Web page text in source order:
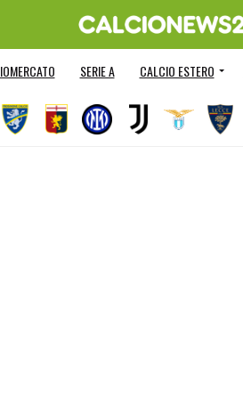
SERIE A CALCIO ESTERO